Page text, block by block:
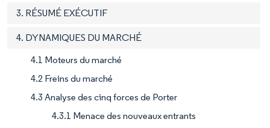
3. RÉSUMÉ EXÉCUTIF
4. DYNAMIQUES DU MARCHÉ
4.1 Moteurs du marché
4.2 Freins du marché
4.3 Analyse des cinq forces de Porter
4.3.1 Menace des nouveaux entrants